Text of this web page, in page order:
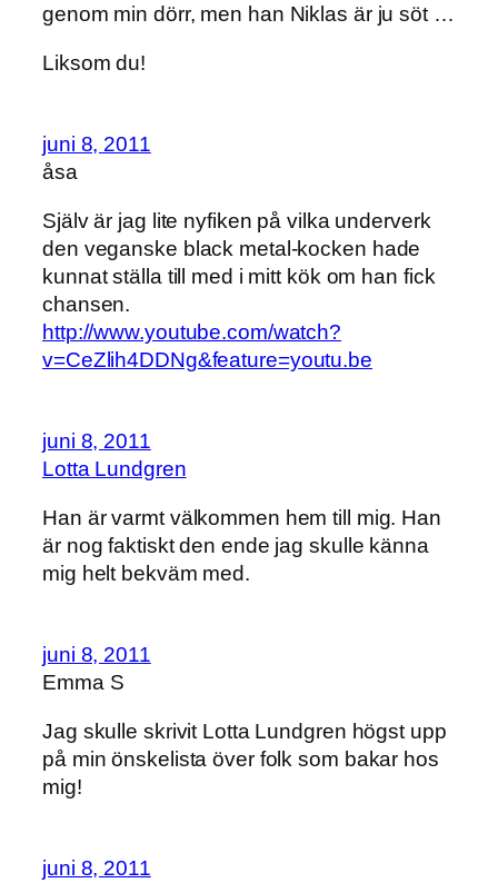
genom min dörr, men han Niklas är ju söt …
Liksom du!
juni 8, 2011
åsa
Själv är jag lite nyfiken på vilka underverk
den veganske black metal-kocken hade
kunnat ställa till med i mitt kök om han fick
chansen.
http://www.youtube.com/watch?
v=CeZlih4DDNg&feature=youtu.be
juni 8, 2011
Lotta Lundgren
Han är varmt välkommen hem till mig. Han
är nog faktiskt den ende jag skulle känna
mig helt bekväm med.
juni 8, 2011
Emma S
Jag skulle skrivit Lotta Lundgren högst upp
på min önskelista över folk som bakar hos
mig!
juni 8, 2011